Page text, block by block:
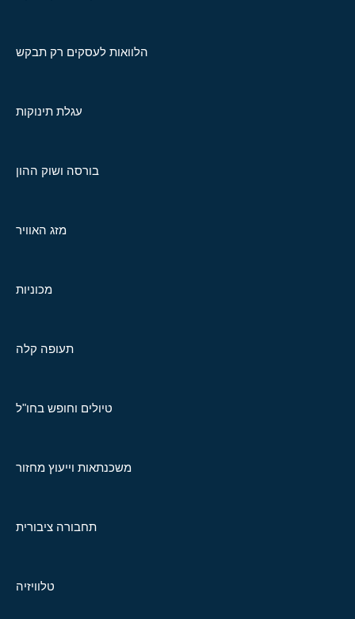
הלוואות לעסקים רק תבקש
עגלת תינוקות
בורסה ושוק ההון
מזג האוויר
מכוניות
תעופה קלה
טיולים וחופש בחו"ל
משכנתאות וייעוץ מחזור
תחבורה ציבורית
טלוויזיה